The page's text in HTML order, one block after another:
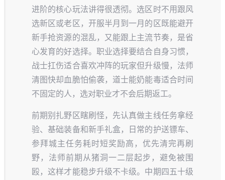
进阶的核心玩法讲得很透彻。选区时不用跟风
选新区或老区，开服半月到一月的区既能避开
新手抢资源的混乱，又能跟上主流节奏，是省
心发育的好选择。职业选择要结合自身习惯，
战士扛伤适合喜欢冲阵的玩家但升级慢，法师
清图快却血脆怕偷袭，道士能奶能毒适合时间
不固定的人，选对职业才不会后期返工。
前期别扎野区瞎刷怪，先认真做主线任务拿经
验、基础装备和新手礼盒，日常的护送镖车、
参拜城主任务耗时短奖励高，优先清完再刷
野，法师前期从猪洞一二层起步，避免被围
殴，这样才能稳步升级不卡级。中期四五十级